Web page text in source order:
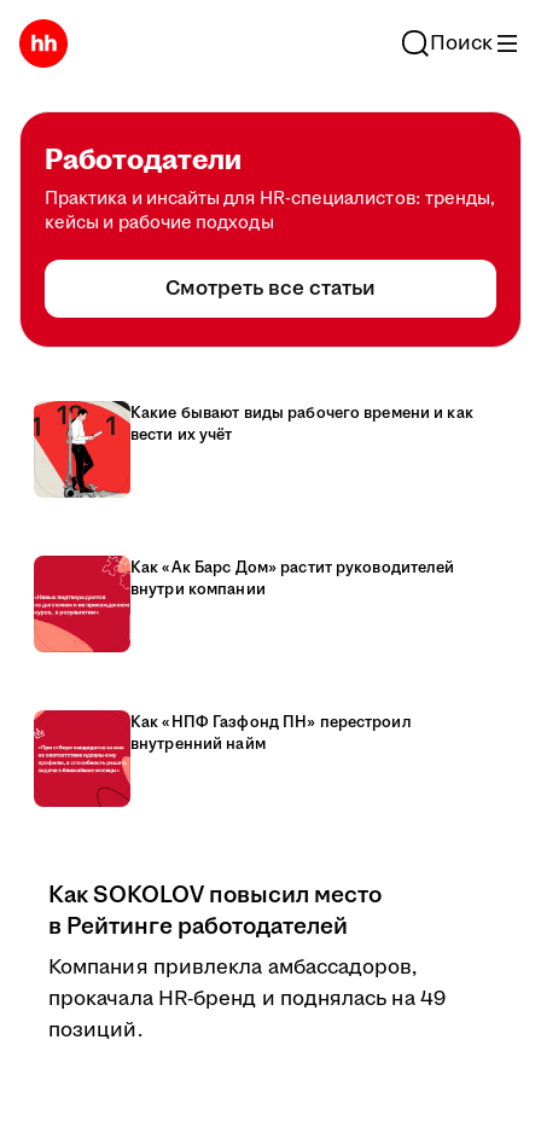
Поиск
Работодатели
Практика и инсайты для HR-специалистов: тренды,
кейсы и рабочие подходы
Смотреть все статьи
Какие бывают виды рабочего времени и как
вести их учёт
Как «Ак Барс Дом» растит руководителей
внутри компании
Как «НПФ Газфонд ПН» перестроил
внутренний найм
Как SOKOLOV повысил место
в Рейтинге работодателей
Компания привлекла амбассадоров,
прокачала HR-бренд и поднялась на 49
позиций.